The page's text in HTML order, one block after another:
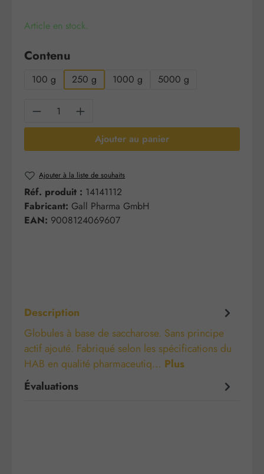
Article en stock.
Sélectionnez
Contenu
100 g 250 g 1000 g 5000 g
Quantité de produit : Entrez la quantité
Ajouter au panier
Ajouter à la liste de souhaits
Réf. produit : 14141112
Fabricant: Gall Pharma GmbH
EAN: 9008124069607
Description
Globules à base de saccharose. Sans principe
actif ajouté. Fabriqué selon les spécifications du
HAB en qualité pharmaceutiq… Plus
Évaluations